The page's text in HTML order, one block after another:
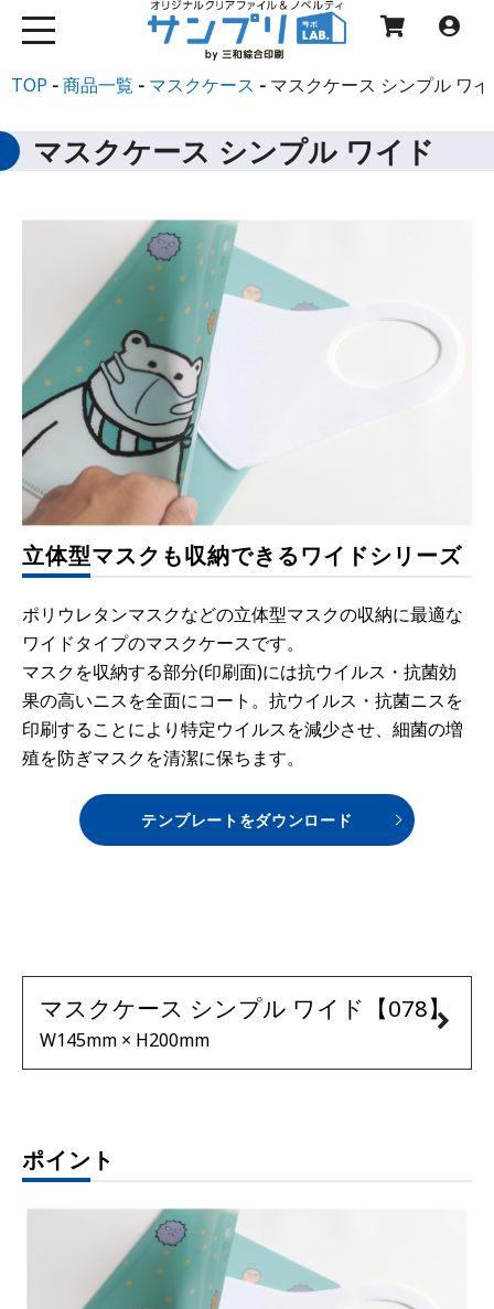
TOP 商品一覧 マスクケース マスクケース シンプル ワ
マスクケース シンプル ワイド
立体型マスクも収納できるワイドシリーズ
ポリウレタンマスクなどの立体型マスクの収納に最適な
ワイドタイプのマスクケースです。
マスクを収納する部分(印刷面)には抗ウイルス・抗菌効
果の高いニスを全面にコート。抗ウイルス・抗菌ニスを
印刷することにより特定ウイルスを減少させ、細菌の増
殖を防ぎマスクを清潔に保ちます。
テンプレートをダウンロード
マスクケース シンプル ワイド【078】
W145mm × H200mm
ポイント